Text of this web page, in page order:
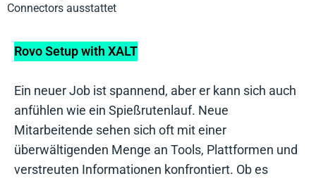
Connectors ausstattet
Rovo Setup with XALT
Ein neuer Job ist spannend, aber er kann sich auch
anfühlen wie ein Spießrutenlauf. Neue
Mitarbeitende sehen sich oft mit einer
überwältigenden Menge an Tools, Plattformen und
verstreuten Informationen konfrontiert. Ob es